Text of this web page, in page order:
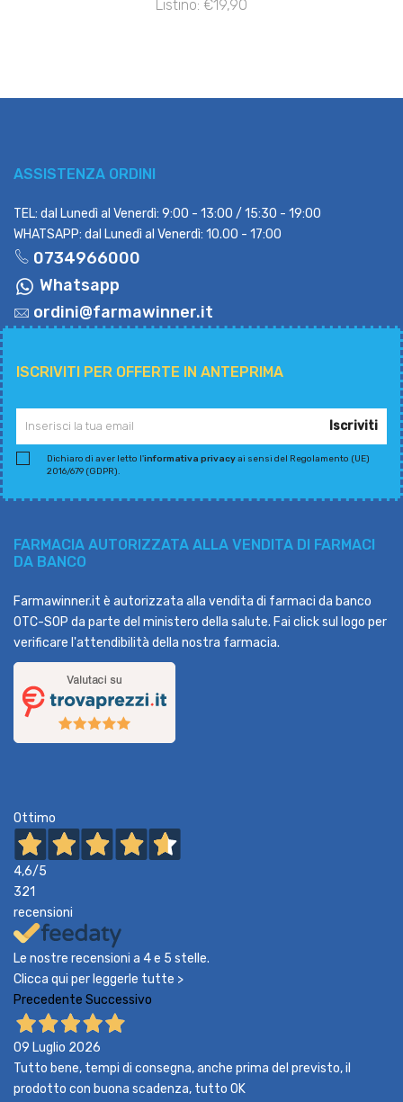
Listino: €19,90
ASSISTENZA ORDINI
TEL: dal Lunedì al Venerdì: 9:00 - 13:00 / 15:30 - 19:00
WHATSAPP: dal Lunedì al Venerdì: 10.00 - 17:00
0734966000
Whatsapp
ordini@farmawinner.it
ISCRIVITI PER OFFERTE IN ANTEPRIMA
Iscriviti
Dichiaro di aver letto l'informativa privacyai sensi del Regolamento (UE)
2016/679 (GDPR).
FARMACIA AUTORIZZATA ALLA VENDITA DI FARMACI
DA BANCO
Farmawinner.it è autorizzata alla vendita di farmaci da banco
OTC-SOP da parte del ministero della salute. Fai click sul logo per
verificare l'attendibilità della nostra farmacia.
Ottimo
4,6/5
321
recensioni
Le nostre recensioni a 4 e 5 stelle.
Clicca qui per leggerle tutte >
Precedente Successivo
09 Luglio 2026
Tutto bene, tempi di consegna, anche prima del previsto, il
prodotto con buona scadenza, tutto OK